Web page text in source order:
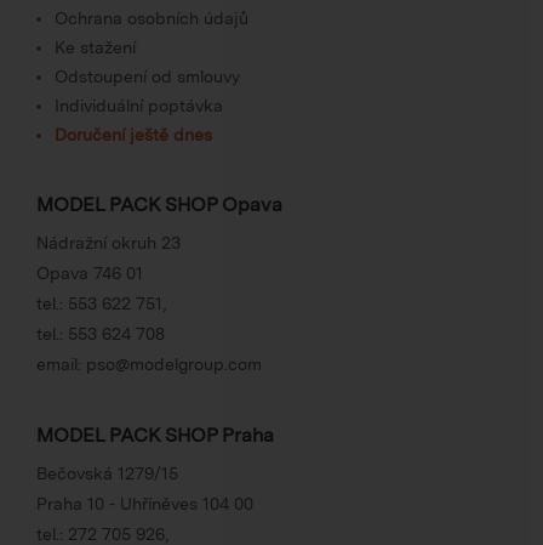
Ochrana osobních údajů
Ke stažení
Odstoupení od smlouvy
Individuální poptávka
Doručení ještě dnes
MODEL PACK SHOP Opava
Nádražní okruh 23
Opava 746 01
tel.: 553 622 751
tel.: 553 624 708
email: pso@modelgroup.com
MODEL PACK SHOP Praha
Bečovská 1279/15
Praha 10 - Uhříněves 104 00
tel.: 272 705 926